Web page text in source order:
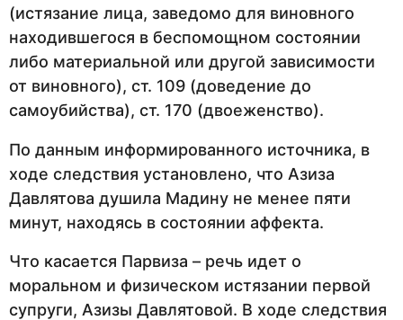
(истязание лица, заведомо для виновного
находившегося в беспомощном состоянии
либо материальной или другой зависимости
от виновного), ст. 109 (доведение до
самоубийства), ст. 170 (двоеженство).
По данным информированного источника, в
ходе следствия установлено, что Азиза
Давлятова душила Мадину не менее пяти
минут, находясь в состоянии аффекта.
Что касается Парвиза – речь идет о
моральном и физическом истязании первой
супруги, Азизы Давлятовой. В ходе следствия